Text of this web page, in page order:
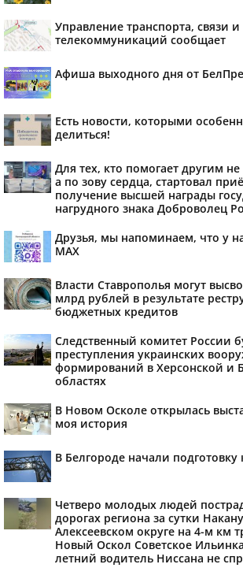
Управление транспорта, связи и
телекоммуникаций сообщает
Афиша выходного дня от
Есть новости, которыми
делиться!
Для тех, кто помогает другим
а по зову сердца, стартовал
получение высшей награды
нагрудного знака Доброволец
Друзья, мы напоминаем, что у
МАХ
Власти Ставрополья могут
млрд рублей в результате
бюджетных кредитов
Следственный комитет России
преступления украинских
формирований в Херсонской и
областях
В Новом Осколе открылась
моя история
В Белгороде начали
Четверо молодых людей
дорогах региона за сутки
Алексеевском округе на 4-м км
Новый Оскол Советское
летний водитель Ниссана не